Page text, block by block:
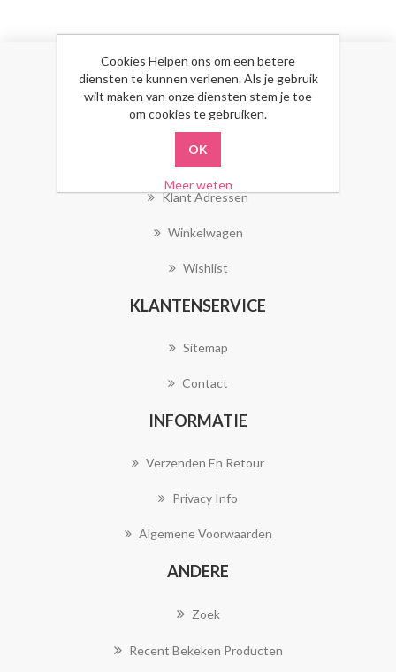
MIJN ACCOUNT
Klant Adressen
Winkelwagen
Wishlist
KLANTENSERVICE
Sitemap
Contact
INFORMATIE
Verzenden En Retour
Privacy Info
Algemene Voorwaarden
ANDERE
Zoek
Recent Bekeken Producten
Cookies Helpen ons om een betere
diensten te kunnen verlenen. Als je gebruik
wilt maken van onze diensten stem je toe
om cookies te gebruiken.
Meer weten